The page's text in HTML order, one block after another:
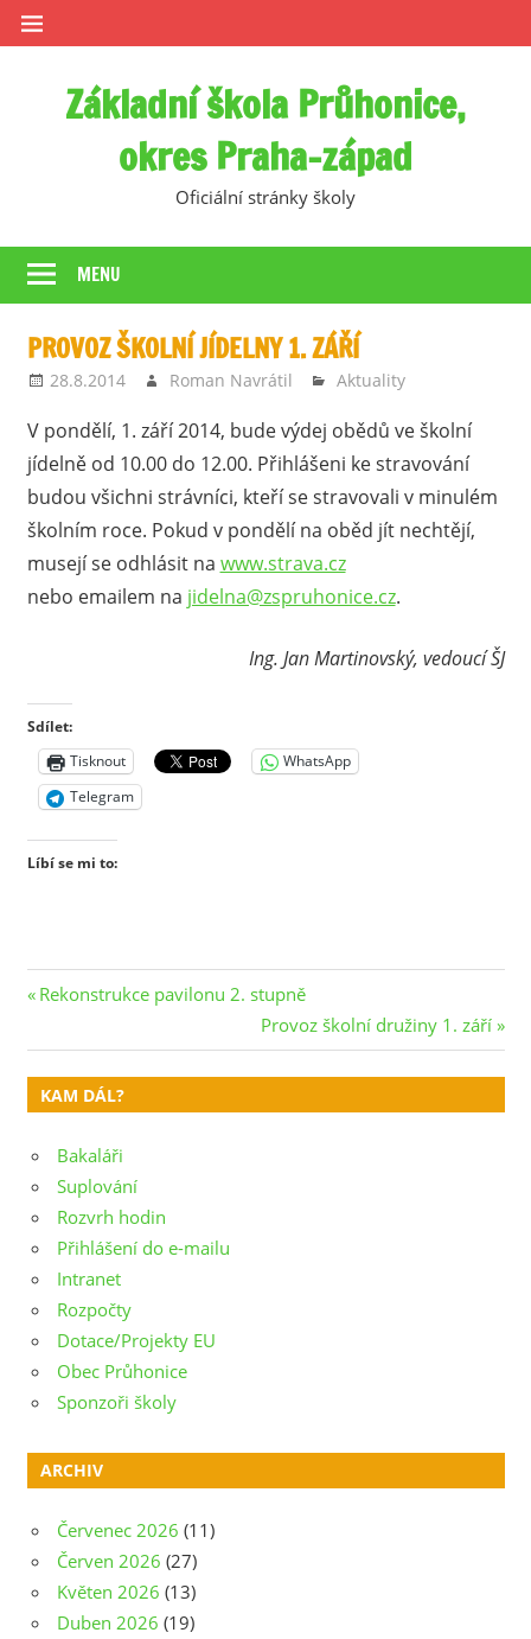
Skip
to
Základní škola Průhonice,
okres Praha-západ
Oficiální stránky školy
MENU
PROVOZ ŠKOLNÍ JÍDELNY 1. ZÁŘÍ
28.8.2014 Roman Navrátil Aktuality
V pondělí, 1. září 2014, bude výdej obědů ve školní
jídelně od 10.00 do 12.00. Přihlášeni ke stravování
budou všichni strávníci, kteří se stravovali v minulém
školním roce. Pokud v pondělí na oběd jít nechtějí,
musejí se odhlásit na www.strava.cz
nebo emailem na jidelna@zspruhonice.cz.
Ing. Jan Martinovský, vedoucí ŠJ
Sdílet:
Tisknout
WhatsApp
Telegram
Líbí se mi to:
Navigace
pro
příspěvek
Previous
Rekonstrukce pavilonu 2. stupně
Next
Post:
Provoz školní družiny 1. září
KAM DÁL?
Bakaláři
Suplování
Rozvrh hodin
Přihlášení do e-mailu
Intranet
Rozpočty
Dotace/Projekty EU
Obec Průhonice
Sponzoři školy
ARCHIV
Červenec 2026 (11)
Červen 2026 (27)
Květen 2026 (13)
Duben 2026 (19)